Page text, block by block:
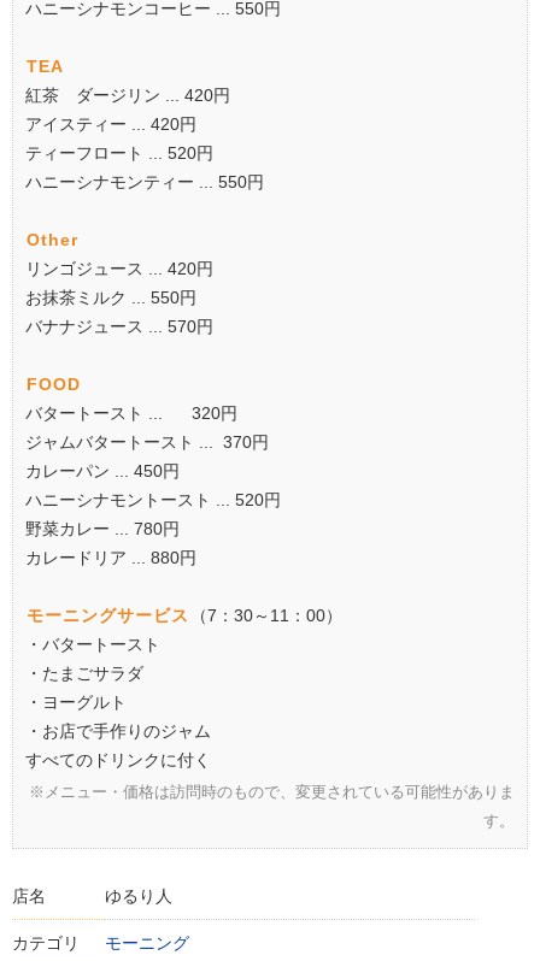
ハニーシナモンコーヒー ... 550円
TEA
紅茶 ダージリン ... 420円
アイスティー ... 420円
ティーフロート ... 520円
ハニーシナモンティー ... 550円
Other
リンゴジュース ... 420円
お抹茶ミルク ... 550円
バナナジュース ... 570円
FOOD
バタートースト ... 320円
ジャムバタートースト ... 370円
カレーパン ... 450円
ハニーシナモントースト ... 520円
野菜カレー ... 780円
カレードリア ... 880円
モーニングサービス
（7：30～11：00）
・バタートースト
・たまごサラダ
・ヨーグルト
・お店で手作りのジャム
すべてのドリンクに付く
※メニュー・価格は訪問時のもので、変更されている可能性がありま
す。
店名 ゆるり人
カテゴリ モーニング